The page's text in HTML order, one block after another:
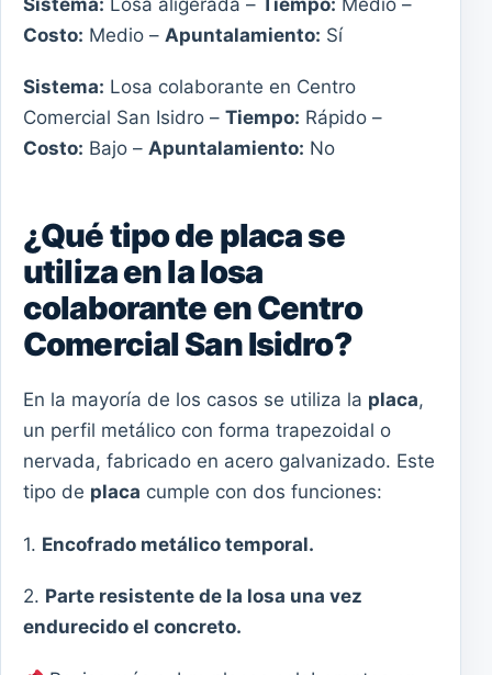
Costo: Medio – Apuntalamiento: Sí
Sistema: Losa colaborante en Centro
Comercial San Isidro – Tiempo: Rápido –
Costo: Bajo – Apuntalamiento: No
¿Qué tipo de placa se
utiliza en la losa
colaborante en Centro
Comercial San Isidro?
En la mayoría de los casos se utiliza la placa,
un perfil metálico con forma trapezoidal o
nervada, fabricado en acero galvanizado. Este
tipo de placa cumple con dos funciones:
1. Encofrado metálico temporal.
2. Parte resistente de la losa una vez
endurecido el concreto.